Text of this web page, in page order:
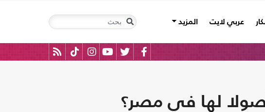
عربي لايت المزيد
لها في مصر؟